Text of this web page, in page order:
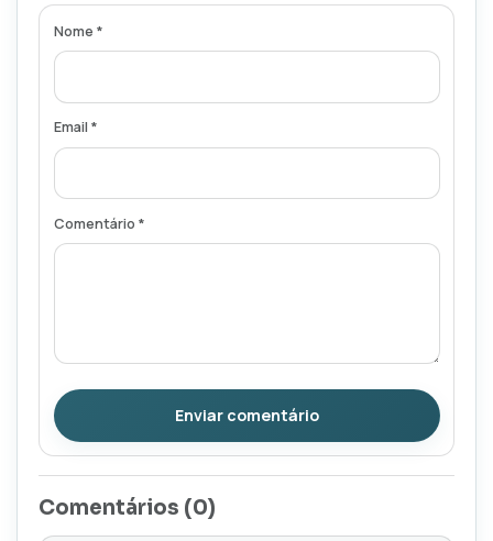
Nome *
Email *
Comentário *
Enviar comentário
Comentários (0)